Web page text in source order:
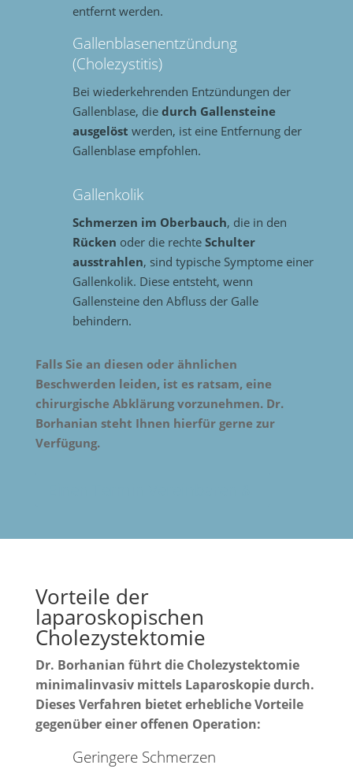
entfernt werden.
Gallenblasenentzündung
(Cholezystitis)
Bei wiederkehrenden Entzündungen der
Gallenblase, die durch Gallensteine
ausgelöst werden, ist eine Entfernung der
Gallenblase empfohlen.
Gallenkolik
Schmerzen im Oberbauch, die in den
Rücken oder die rechte Schulter
ausstrahlen, sind typische Symptome einer
Gallenkolik. Diese entsteht, wenn
Gallensteine den Abfluss der Galle
behindern.
Falls Sie an diesen oder ähnlichen
Beschwerden leiden, ist es ratsam, eine
chirurgische Abklärung vorzunehmen. Dr.
Borhanian steht Ihnen hierfür gerne zur
Verfügung.
Vorteile der
laparoskopischen
Cholezystektomie
Dr. Borhanian führt die Cholezystektomie
minimalinvasiv mittels Laparoskopie durch.
Dieses Verfahren bietet erhebliche Vorteile
gegenüber einer offenen Operation:
Geringere Schmerzen